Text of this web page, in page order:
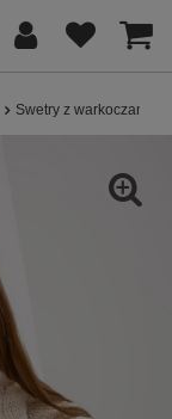
Swetry z warkoczami